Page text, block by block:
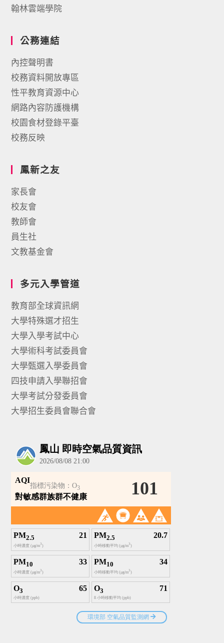
翰林雲端學院
公務連結
內控聲明書
校務資料開放專區
性平教育資源中心
網路內容防護機構
校園食材登錄平臺
校務反映
鳳新之友
家長會
校友會
教師會
員生社
文教基金會
多元入學管道
教育部全球資訊網
大學特殊選才招生
大學入學考試中心
大學術科考試委員會
大學甄選入學委員會
四技申請入學聯招會
大學考試分發委員會
大學招生委員會聯合會